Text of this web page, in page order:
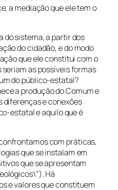
a mediação que ele tem o
do sistema, a partir dos
do cidadão, e do modo
que ele constitui com o
seriam as possíveis formas
do público-estatal?
a produção do Comum e
diferenças e conexões
estatal e aquilo que é
com práticas,
que se instalam em
que se apresentam
Há
e valores que constituem